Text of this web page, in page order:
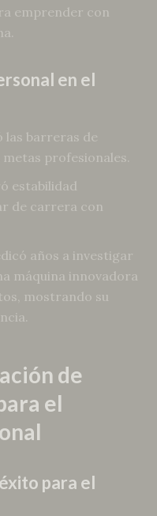
emprender con
en el
las barreras de
profesionales.
estabilidad
de carrera con
años a investigar
máquina innovadora
mostrando su
de
el
para el